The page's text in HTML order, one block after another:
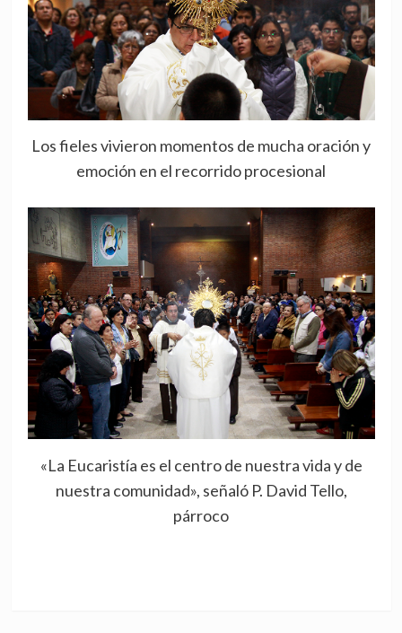
Los fieles vivieron momentos de mucha oración y
emoción en el recorrido procesional
«La Eucaristía es el centro de nuestra vida y de
nuestra comunidad», señaló P. David Tello,
párroco